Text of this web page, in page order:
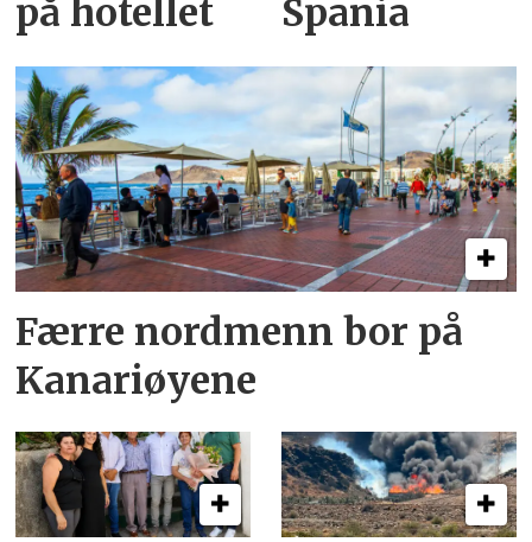
på hotellet
Spania
Færre nordmenn bor på
Kanariøyene